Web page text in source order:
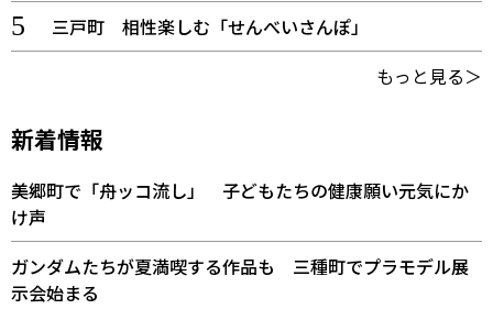
三戸町 相性楽しむ「せんべいさんぽ」
もっと見る＞
新着情報
美郷町で「舟ッコ流し」 子どもたちの健康願い元気にか
け声
ガンダムたちが夏満喫する作品も 三種町でプラモデル展
示会始まる